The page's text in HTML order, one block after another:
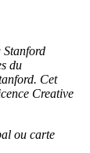
Stanford
du
Cet
Creative
ou carte